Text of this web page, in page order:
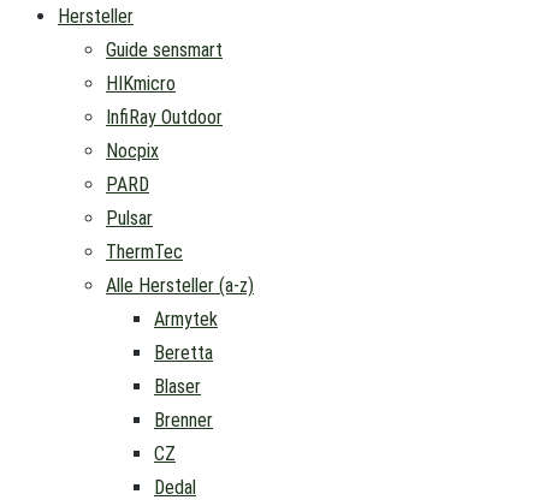
Hersteller
Guide sensmart
HIKmicro
InfiRay Outdoor
Nocpix
PARD
Pulsar
ThermTec
Alle Hersteller (a-z)
Armytek
Beretta
Blaser
Brenner
CZ
Dedal